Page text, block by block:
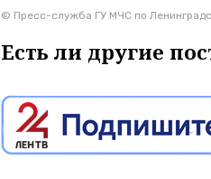
© Пресс-служба ГУ МЧС по
Есть ли другие